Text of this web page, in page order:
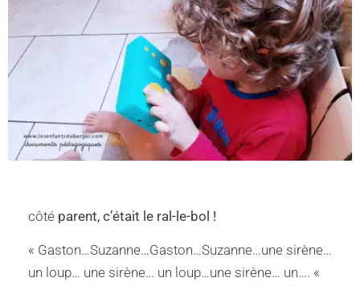
côté parent, c’était le ral-le-bol !
« Gaston…Suzanne…Gaston…Suzanne…une sirène…
un loup… une sirène… un loup…une sirène… un…. «